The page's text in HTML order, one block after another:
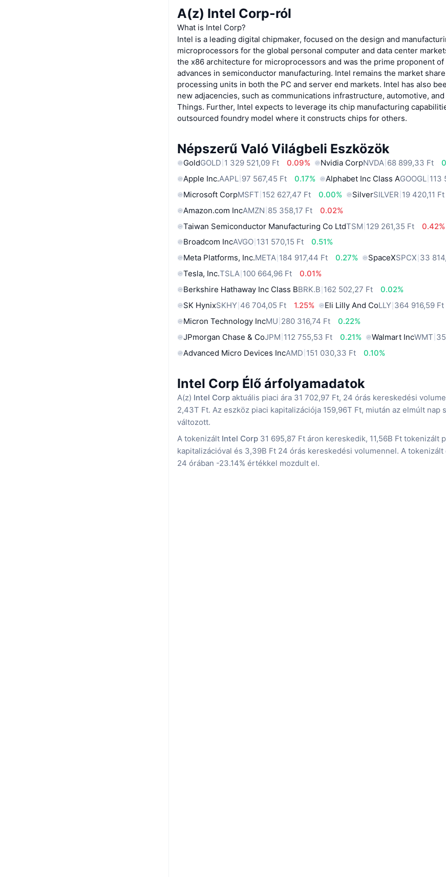
A(z) Intel Corp-ról
What is Intel Corp?
Intel is a leading digital chipmaker, focused on the design and
microprocessors for the global personal computer and data center
the x86 architecture for microprocessors and was the prime proponent
advances in semiconductor manufacturing. Intel remains the market
processing units in both the PC and server end markets. Intel has also
new adjacencies, such as communications infrastructure, automotive,
Things. Further, Intel expects to leverage its chip manufacturing
outsourced foundry model where it constructs chips for others.
Népszerű Való Világbeli Eszközök
GoldGOLD 1 329 521,09 Ft 0.09% Nvidia CorpNVDA 68 899,33 Ft
Apple Inc.AAPL 97 567,45 Ft 0.17% Alphabet Inc Class AGOOGL 113
Microsoft CorpMSFT 152 627,47 Ft 0.00% SilverSILVER 19 420,11 Ft
Amazon.com IncAMZN 85 358,17 Ft
0.02%
Taiwan Semiconductor Manufacturing Co LtdTSM 129 261,35 Ft
0.42%
Broadcom IncAVGO 131 570,15 Ft
0.51%
Meta Platforms, Inc.META 184 917,44 Ft 0.27% SpaceXSPCX 33
Tesla, Inc.TSLA 100 664,96 Ft
0.01%
Berkshire Hathaway Inc Class BBRK.B 162 502,27 Ft
0.02%
SK HynixSKHY 46 704,05 Ft 1.25% Eli Lilly And CoLLY 364 916,59 Ft
Micron Technology IncMU 280 316,74 Ft
0.22%
JPmorgan Chase & CoJPM 112 755,53 Ft 0.21% Walmart IncWMT
Advanced Micro Devices IncAMD 151 030,33 Ft 0.10%
Intel Corp Élő árfolyamadatok
A(z) Intel Corp aktuális piaci ára 31 702,97 Ft, 24 órás kereskedési
2,43T Ft. Az eszköz piaci kapitalizációja 159,96T Ft, miután az elmúlt nap
változott.
A tokenizált Intel Corp 31 695,87 Ft áron kereskedik, 11,56B Ft tokenizált
kapitalizációval és 3,39B Ft 24 órás kereskedési volumennel. A
24 órában -23.14% értékkel mozdult el.